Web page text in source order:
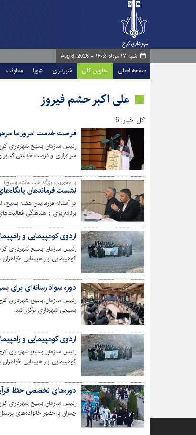
شنبه ۱۷ مرداد ۱۴۰۵ - Aug 8, 2026
صفحه اصلی عناوین کلی شهرداری شورا معاونت
علی اکبر حشم فیروز
کل اخبار: 6
فرصت خدمت امروز ما
رئیس سازمان بسیج شهرداری
سرافرازی و فرصت خدمتی که
جایگاهی از این سرافرازان تقدیر
با محوریت بزرگداشت هفته بسیج؛
نشست فرماندهان
در آستانه فرارسیدن هفته
برنامه‌ریزی و هماهنگی
اردوی کوهپیمایی و
رئیس سازمان بسیج شهرداری
کوهپیمایی و راهپیمایی
دوره سواد رسانه‌ای برای
رئیس سازمان بسیج شهرداری
بسیجی شهرداری برگزار شد.
اردوی کوهپیمایی و
رئیس سازمان بسیج شهرداری
کوهپیمایی و راهپیمایی
دوره‌های تخصصی حفظ قرآن
رئیس سازمان بسیج شهرداری
چمران با حضور خانواده‌های